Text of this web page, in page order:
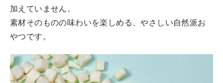
加えていません。
素材そのものの味わいを楽しめる、やさしい自然派お
やつです。